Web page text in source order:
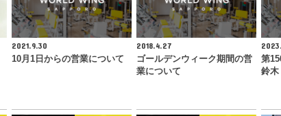
2021.9.30
10月1日からの営業について
2018.4.27
ゴールデンウィーク期間の営
業について
第
鈴